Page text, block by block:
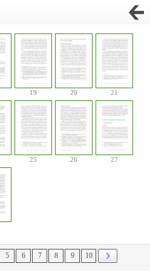
19 20 21
25 26 27
5 6 7 8 9 10